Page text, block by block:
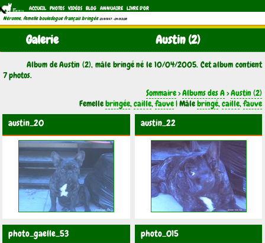
ACCUEIL PHOTOS VIDÉOS BLOG ANNUAIRE LIVRE D'OR
Néronne, femelle bouledogue français bringée (21/11/1997 - 04/11/2011)
Galerie Austin (2)
Album de Austin (2), mâle bringé né le 10/04/2005. Cet album contient
7 photos.
Sommaire>Albums des A>Austin (2)
Femellebringée,caille,fauve| Mâlebringé,caille,fauve
austin_20 austin_22
photo_gaelle_53 photo_015